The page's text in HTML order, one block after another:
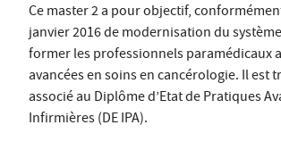
Ce master 2 a pour objectif,
janvier 2016 de modernisation du
former les professionnels paramédicaux
avancées en soins en cancérologie. Il est
associé au Diplôme d’Etat de Pratiques
Infirmières (DE IPA).